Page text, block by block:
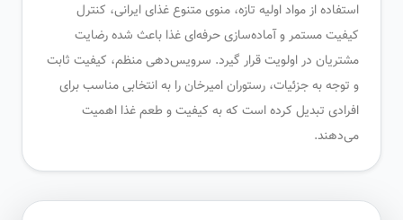
استفاده از مواد اولیه تازه، منوی متنوع غذای ایرانی، کنترل
کیفیت مستمر و آماده‌سازی حرفه‌ای غذا باعث شده رضایت
مشتریان در اولویت قرار گیرد. سرویس‌دهی منظم، کیفیت ثابت
و توجه به جزئیات، رستوران امیرخان را به انتخابی مناسب برای
افرادی تبدیل کرده است که به کیفیت و طعم غذا اهمیت
می‌دهند.